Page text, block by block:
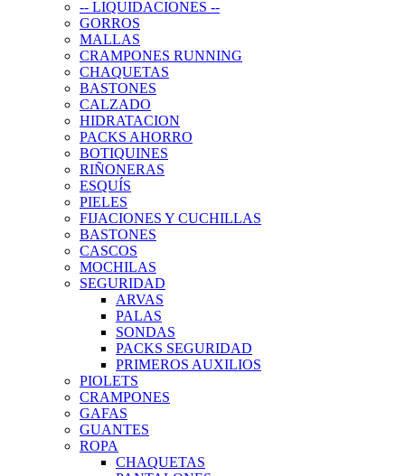
-- LIQUIDACIONES --
GORROS
MALLAS
CRAMPONES RUNNING
CHAQUETAS
BASTONES
CALZADO
HIDRATACION
PACKS AHORRO
BOTIQUINES
RIÑONERAS
ESQUÍS
PIELES
FIJACIONES Y CUCHILLAS
BASTONES
CASCOS
MOCHILAS
SEGURIDAD
ARVAS
PALAS
SONDAS
PACKS SEGURIDAD
PRIMEROS AUXILIOS
PIOLETS
CRAMPONES
GAFAS
GUANTES
ROPA
CHAQUETAS